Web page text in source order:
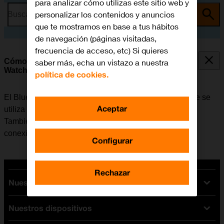
Busca por problema o tema
Cómo vincular un dispositivo Bluetooth al Apple
Watch
El Bluetooth es una forma de conexión inalámbrica que se
utiliza para establecer conexión con el Apple Watch.
También se puede utilizar el Bluetooth para establecer
conexión con unos auriculares inalámbricos.
Nuestras tarifas
Tarifas Orange
Nuestros dispositivos
para analizar cómo utilizas este sitio web y
personalizar los contenidos y anuncios
que te mostramos en base a tus hábitos
de navegación (páginas visitadas,
frecuencia de acceso, etc) Si quieres
saber más, echa un vistazo a nuestra
política de cookies.
Configurar
Rechazar
Aceptar